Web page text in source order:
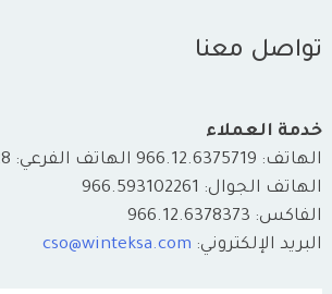
تواصل معنا
خدمة العملاء
الهاتف: 966.12.6375719 الهاتف الفرعي: 28
الهاتف الجوال: 966.593102261
الفاكس: 966.12.6378373
البريد الإلكتروني: cso@winteksa.com